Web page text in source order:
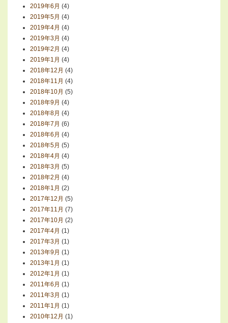
2019年6月 (4)
2019年5月 (4)
2019年4月 (4)
2019年3月 (4)
2019年2月 (4)
2019年1月 (4)
2018年12月 (4)
2018年11月 (4)
2018年10月 (5)
2018年9月 (4)
2018年8月 (4)
2018年7月 (6)
2018年6月 (4)
2018年5月 (5)
2018年4月 (4)
2018年3月 (5)
2018年2月 (4)
2018年1月 (2)
2017年12月 (5)
2017年11月 (7)
2017年10月 (2)
2017年4月 (1)
2017年3月 (1)
2013年9月 (1)
2013年1月 (1)
2012年1月 (1)
2011年6月 (1)
2011年3月 (1)
2011年1月 (1)
2010年12月 (1)